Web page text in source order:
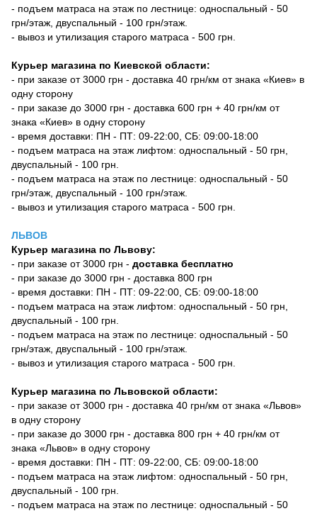
- подъем матраса на этаж по лестнице: односпальный - 50
грн/этаж, двуспальный - 100 грн/этаж.
- вывоз и утилизация старого матраса - 500 грн.
Курьер магазина по Киевской области:
- при заказе от 3000 грн - доставка 40 грн/км от знака «Киев» в
одну сторону
- при заказе до 3000 грн - доставка 600 грн + 40 грн/км от
знака «Киев» в одну сторону
- время доставки: ПН - ПТ: 09-22:00, СБ: 09:00-18:00
- подъем матраса на этаж лифтом: односпальный - 50 грн,
двуспальный - 100 грн.
- подъем матраса на этаж по лестнице: односпальный - 50
грн/этаж, двуспальный - 100 грн/этаж.
- вывоз и утилизация старого матраса - 500 грн.
ЛЬВОВ
Курьер магазина по Львову:
- при заказе от 3000 грн - доставка бесплатно
- при заказе до 3000 грн - доставка 800 грн
- время доставки: ПН - ПТ: 09-22:00, СБ: 09:00-18:00
- подъем матраса на этаж лифтом: односпальный - 50 грн,
двуспальный - 100 грн.
- подъем матраса на этаж по лестнице: односпальный - 50
грн/этаж, двуспальный - 100 грн/этаж.
- вывоз и утилизация старого матраса - 500 грн.
Курьер магазина по Львовской области:
- при заказе от 3000 грн - доставка 40 грн/км от знака «Львов»
в одну сторону
- при заказе до 3000 грн - доставка 800 грн + 40 грн/км от
знака «Львов» в одну сторону
- время доставки: ПН - ПТ: 09-22:00, СБ: 09:00-18:00
- подъем матраса на этаж лифтом: односпальный - 50 грн,
двуспальный - 100 грн.
- подъем матраса на этаж по лестнице: односпальный - 50